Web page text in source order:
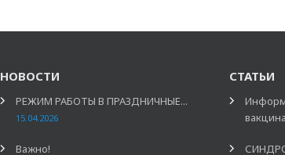
НОВОСТИ
РЕЖИМ РАБОТЫ В ПРАЗДНИЧНЫЕ...
15.04.2026
Важно!
СТАТЬИ